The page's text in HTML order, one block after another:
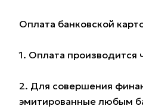
Оплата банковской
1. Оплата производится
2. Для совершения
эмитированные любым